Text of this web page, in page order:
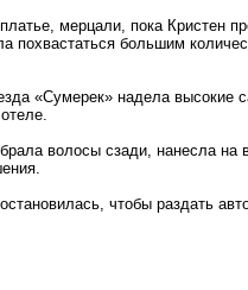
мерцали, пока Кристен
похвастаться большим
«Сумерек» надела высокие
волосы сзади, нанесла на
чтобы раздать